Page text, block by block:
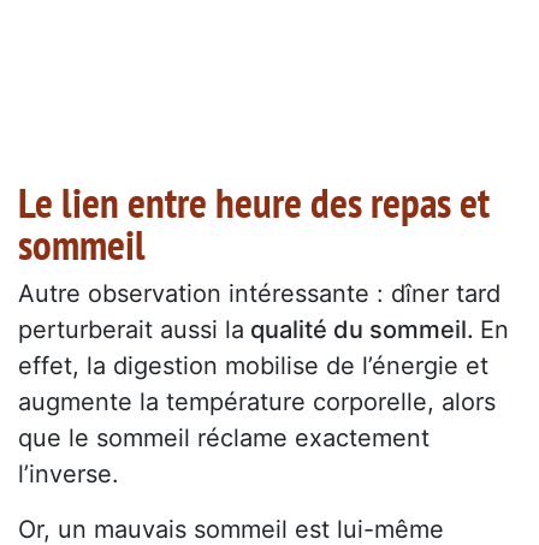
Le lien entre heure des repas et
sommeil
Autre observation intéressante : dîner tard
perturberait aussi la qualité du sommeil. En
effet, la digestion mobilise de l’énergie et
augmente la température corporelle, alors
que le sommeil réclame exactement
l’inverse.
Or, un mauvais sommeil est lui-même